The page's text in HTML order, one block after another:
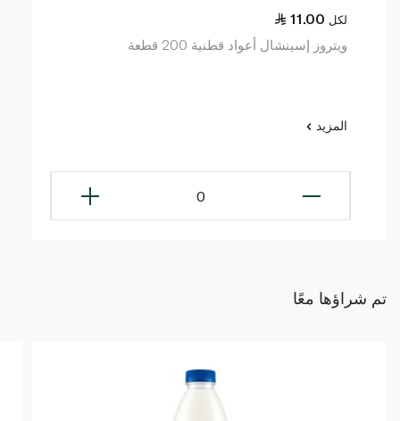
11.00 لكل
ويتروز إسينشال أعواد قطنية 200 قطعة
المزيد
0
تم شراؤها معًا